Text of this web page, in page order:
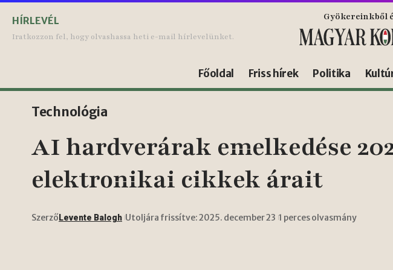
HÍRLEVÉL
Iratkozzon fel, hogy olvashassa heti e-mail hírlevelünket.
Gyökereinkből
Főoldal Friss hírek Politika
Technológia
AI hardverárak emelkedése
elektronikai cikkek árait
Szerző Levente Balogh Utoljára frissítve: 2025. december 23 1 perces olvasmány